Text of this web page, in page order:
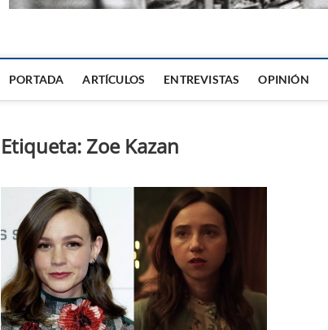
PORTADA ARTÍCULOS ENTREVISTAS OPINIÓN
Etiqueta: Zoe Kazan